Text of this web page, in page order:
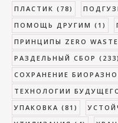
ПЛАСТИК (78)
ПОМОЩЬ ДРУГИМ (1)
ПРИНЦИПЫ ZERO WASTE
РАЗДЕЛЬНЫЙ СБОР (233)
СОХРАНЕНИЕ
ТЕХНОЛОГИИ
УПАКОВКА (81)